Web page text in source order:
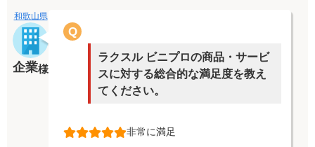
和歌山県
企業様
Q
ラクスル ビニプロの商品・サービ
スに対する総合的な満足度を教え
てください。
非常に満足